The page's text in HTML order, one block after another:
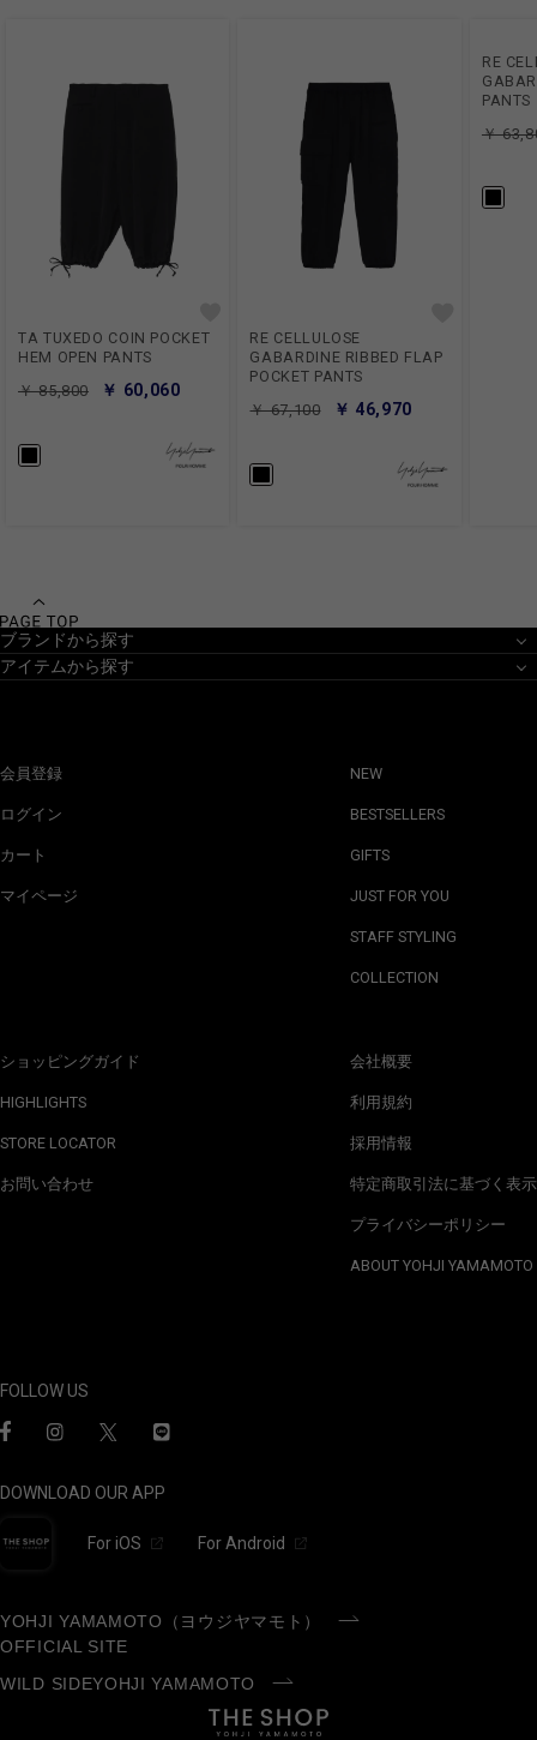
TA TUXEDO COIN POCKET
HEM OPEN PANTS
￥ 85,800
￥ 60,060
RE CELLULOSE
GABARDINE RIBBED FLAP
POCKET PANTS
￥ 67,100
￥ 46,970
RE
PANTS
￥
ブランドから探す
アイテムから探す
会員登録
ログイン
カート
マイページ
ショッピングガイド
HIGHLIGHTS
STORE LOCATOR
お問い合わせ
NEW
BESTSELLERS
GIFTS
JUST FOR YOU
STAFF STYLING
COLLECTION
会社概要
利用規約
採用情報
特定商取引法に基づく表示
プライバシーポリシー
ABOUT YOHJI YAMAMOTO
FOLLOW US
DOWNLOAD OUR APP
For iOS For Android
YOHJI YAMAMOTO（ヨウジヤマモト）
OFFICIAL SITE
WILD SIDEYOHJI YAMAMOTO